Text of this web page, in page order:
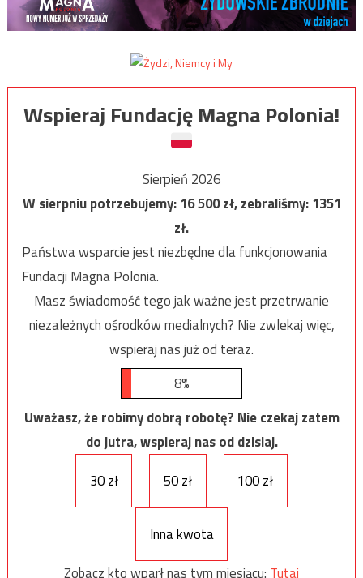
Wspieraj Fundację Magna Polonia!
Sierpień 2026
W sierpniu potrzebujemy:16 500zł, zebraliśmy:1351
zł.
Państwa wsparcie jest niezbędne dla funkcjonowania
Fundacji Magna Polonia.
Masz świadomość tego jak ważne jest przetrwanie
niezależnych ośrodków medialnych? Nie zwlekaj więc,
wspieraj nas już od teraz.
8%
Uważasz, że robimy dobrą robotę? Nie czekaj zatem
do jutra, wspieraj nas od dzisiaj.
30 zł
50 zł 100 zł
Inna kwota
Zobacz kto wparł nas tym miesiącu: Tutaj